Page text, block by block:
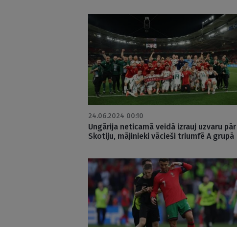
24.06.2024 00:10
Ungārija neticamā veidā izrauj uzvaru pār
Skotiju, mājinieki vācieši triumfē A grupā